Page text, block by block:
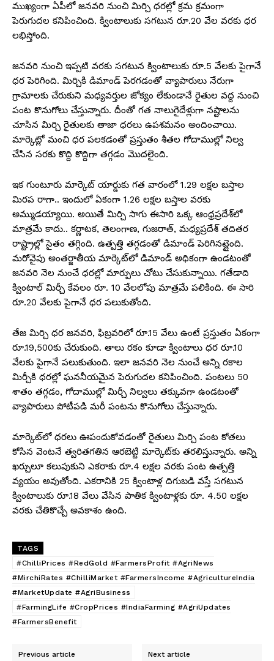
ముఖ్యంగా ఏపీలో జనవరి నుంచి మిర్చి ధరల్లో క్రమ క్రమంగా
పెరుగుదల కనిపించింది. క్వింటాలుకు సగటున రూ.20 వేల వరకు ధర
లభిస్తోంది.
జనవరి నుంచి ఇప్పటి వరకు సగటున క్వింటాలుకు రూ.5 వేలకు పైగానే
ధర పెరిగింది. మిర్చికి డిమాండ్ పెరగడంతో వ్యాపారులు నేరుగా
గ్రామాలకు చేరుకుని మధ్యవర్తుల జోక్యం లేకుండానే రైతుల వద్ద నుంచి
పంట కొనుగోలు చేస్తున్నారు. దీంతో గత నాలుగైదేళ్లుగా నష్టాలను
చూసిన మిర్చి రైతులకు తాజా ధరలు ఉపశమనం అందించాయి.
మార్కెట్లో మంచి ధర పలకడంతో ప్రస్తుతం శీతల గోదాముల్లో నిల్వ
చేసిన సరకు కొద్ది కొద్దిగా తగ్గడం మొదలైంది.
ఇక గుంటూరు మార్కెట్ యార్డుకు గత వారంలో 1.29 లక్షల బస్తాల
మిరప రాగా.. ఇందులో ఏకంగా 1.26 లక్షల బస్తాల వరకు
అమ్ముడయ్యాయి. అయితే మిర్చి సాగు ఈసారి ఒక్క ఆంధ్రప్రదేశ్‌లో
మాత్రమే కాదు.. కర్ణాటక, తెలంగాణ, గుజరాత్, మధ్యప్రదేశ్ తదితర
రాష్ట్రాల్లో సైతం తగ్గింది. ఉత్పత్తి తగ్గడంతో డిమాండ్‌ పెరిగినట్లైంది.
మరోవైపు అంతర్జాతీయ మార్కెట్​లో డిమాండ్ అధికంగా ఉండటంతో
జనవరి నెల నుంచే ధరల్లో మార్పులు చోటు చేసుకున్నాయి. గతేడాది
క్వింటాల్‌ మిర్చీ కేవలం రూ. 10 వేలలోపు మాత్రమే పలికింది. ఈ సారి
రూ.20 వేలకు పైగానే ధర పలుకుతోంది.
తేజ మిర్చి ధర జనవరి, ఫిబ్రవరిలో రూ.15 వేలు ఉంటే ప్రస్తుతం ఏకంగా
రూ.19,500కు చేరుకుంది. తాలు రకం కూడా క్వింటాలు ధర రూ.10
వేలకు పైగానే పలుకుతుంది. ఇలా జనవరి నెల నుంచే అన్ని రకాల
మిర్చీకి ధరల్లో ఘననీయమైన పెరుగుదల కనిపించింది. పంటలు 50
శాతం తగ్గడం, గోదాముల్లో మిర్చీ నిల్వలు తక్కువగా ఉండటంతో
వ్యాపారులు పోటీపడి మరీ పంటను కొనుగోలు చేస్తున్నారు.
మార్కెట్​లో ధరలు ఊపందుకోవడంతో రైతులు మిర్చి పంట కోతలు
కోసిన వెంటనే త్వరితగతిన ఆరబెట్టి మార్కెట్‌కు తరలిస్తున్నారు. అన్ని
ఖర్చులూ కలుపుకుని ఎకరాకు రూ.4 లక్షల వరకు పంట ఉత్పత్తి
వ్యయం అవుతోంది. ఎకరానికి 25 క్వింటాళ్ల దిగుబడి వస్తే సగటున
క్వింటాలుకు రూ.18 వేలు వేసిన పాతిక క్వింటాళ్లకు రూ. 4.50 లక్షల
వరకు చేతికొచ్చే అవకాశం ఉంది.
TAGS
#ChilliPrices #RedGold #FarmersProfit #AgriNews
#MirchiRates #ChilliMarket #FarmersIncome #AgricultureIndia
#MarketUpdate #AgriBusiness
#FarmingLife #CropPrices #IndiaFarming #AgriUpdates
#FarmersBenefit
Previous article Next article